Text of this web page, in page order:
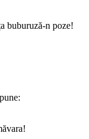
buburuză-n poze!